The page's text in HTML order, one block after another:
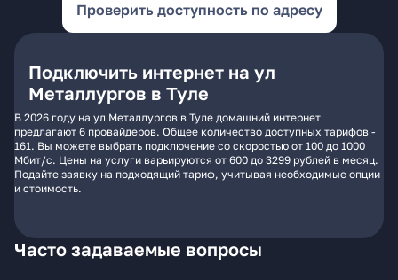
Проверить доступность по адресу
Подключить интернет на ул
Металлургов в Туле
В 2026 году на ул Металлургов в Туле домашний интернет
предлагают 6 провайдеров. Общее количество доступных тарифов -
161. Вы можете выбрать подключение со скоростью от 100 до 1000
Мбит/с. Цены на услуги варьируются от 600 до 3299 рублей в месяц.
Подайте заявку на подходящий тариф, учитывая необходимые опции
и стоимость.
Часто задаваемые вопросы